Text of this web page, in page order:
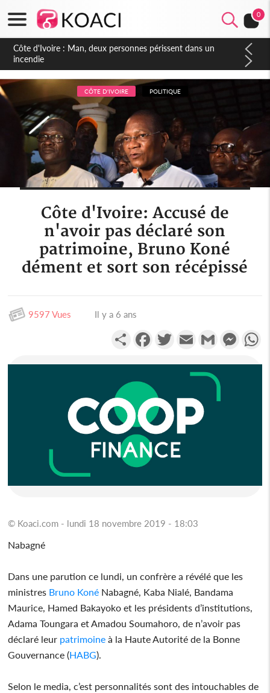
0
Côte d'Ivoire : Séileu, la célébration de la fête nationale
transformée en vaste campagne contre les produits
dépigmentants dangereux
CÔTE D'IVOIRE POLITIQUE
Côte d'Ivoire: Accusé de
n'avoir pas déclaré son
patrimoine, Bruno Koné
dément et sort son récépissé
9597 Vues Il y a 6 ans
PartagerFacebookTwitterEmail Gmail
© Koaci.com - lundi 18 novembre 2019 - 18:03
Nabagné
Dans une parution ce lundi, un confrère a révélé que les
ministres Bruno Koné Nabagné, Kaba Nialé, Bandama
Maurice, Hamed Bakayoko et les présidents d’institutions,
Adama Toungara et Amadou Soumahoro, de n’avoir pas
déclaré leur patrimoine à la Haute Autorité de la Bonne
Gouvernance (HABG).
Selon le media, c’est personnalités sont des intouchables de